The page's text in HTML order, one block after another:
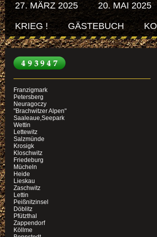
27. MÄRZ 2025 20. MAI 2025
KRIEG ! GÄSTEBUCH
Franzigmark
Petersberg
Neuragoczy
"Brachwitzer Alpen"
Saaleaue,Seepark
Wettin
Lettewitz
Salzmünde
Krosigk
Kloschwitz
Friedeburg
Mücheln
Heide
Lieskau
Zaschwitz
Lettin
Peißnitzinsel
Döblitz
Pfützthal
Zappendorf
Köllme